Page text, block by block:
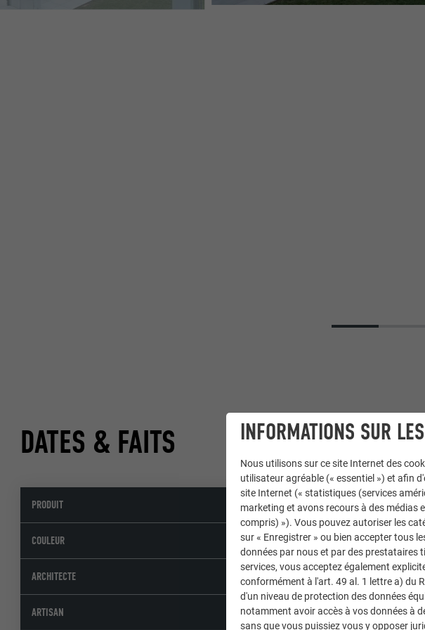
DATES & FAITS
PRODUIT Toiture PREFALZ
COULEUR 02 P.10 anthracite
ARCHITECTE Studio De Vecchi
ARTISAN Fantinel Lattoneria
INFORMATIONS SUR
Nous utilisons sur ce site Internet des
utilisateur agréable (« essentiel ») et afin
site Internet (« statistiques (services
marketing et avons recours à des médias
compris) »). Vous pouvez autoriser les
sur « Enregistrer » ou bien accepter tous
données par nous et par des prestataires
services, vous acceptez également
conformément à l'art. 49 al. 1 lettre a) du
d'un niveau de protection des données
notamment avoir accès à vos données à
sans que vous puissiez vous y opposer